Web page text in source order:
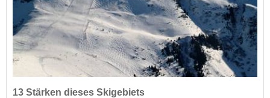
13 Stärken dieses Skigebiets